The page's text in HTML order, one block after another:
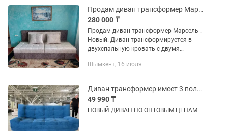
Продам диван трансформер Марсель .
280 000 ₸
Продам диван трансформер Марсель .
Новый. Диван трансформируется в
двухспальную кровать с двумя
две ниши для постельного белья, и две
Шымкент, 16 июля
Диван трансформер имеет 3 положения НОВАЯ (ЕСТЬ РАЗНЫЕ ЦВЕТА)
49 990 ₸
НОВЫЙ ДИВАН ПО ОПТОВЫМ ЦЕНАМ.